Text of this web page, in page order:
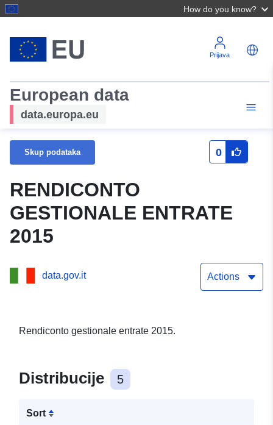
How do you know?
Prijava
European data
data.europa.eu
Skup podataka 0
RENDICONTO
GESTIONALE ENTRATE
2015
data.gov.it Actions
Rendiconto gestionale entrate 2015.
Distribucije 5
Sort